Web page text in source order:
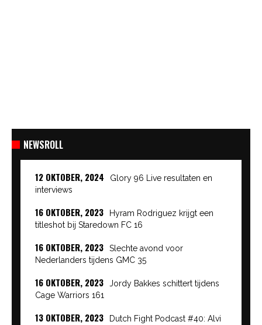
NEWSROLL
12 OKTOBER, 2024
Glory 96 Live resultaten en
interviews
16 OKTOBER, 2023
Hyram Rodriguez krijgt een
titleshot bij Staredown FC 16
16 OKTOBER, 2023
Slechte avond voor
Nederlanders tijdens GMC 35
16 OKTOBER, 2023
Jordy Bakkes schittert tijdens
Cage Warriors 161
13 OKTOBER, 2023
Dutch Fight Podcast #40: Alvi